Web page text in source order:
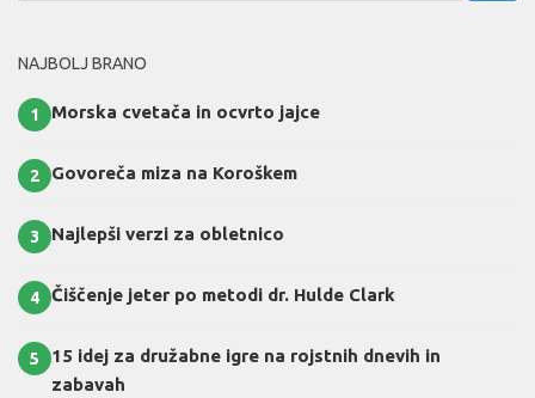
NAJBOLJ BRANO
1 Morska cvetača in ocvrto jajce
2 Govoreča miza na Koroškem
3 Najlepši verzi za obletnico
4 Čiščenje jeter po metodi dr. Hulde Clark
5
15 idej za družabne igre na rojstnih dnevih in
zabavah